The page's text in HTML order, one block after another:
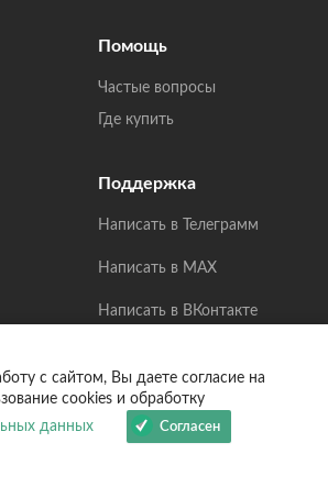
Помощь
Частые вопросы
Где купить
Поддержка
Написать в Телеграмм
Написать в MAX
Написать в ВКонтакте
Написать нам
с сайтом, Вы даете согласие на
cookies и обработку
данных
Согласен